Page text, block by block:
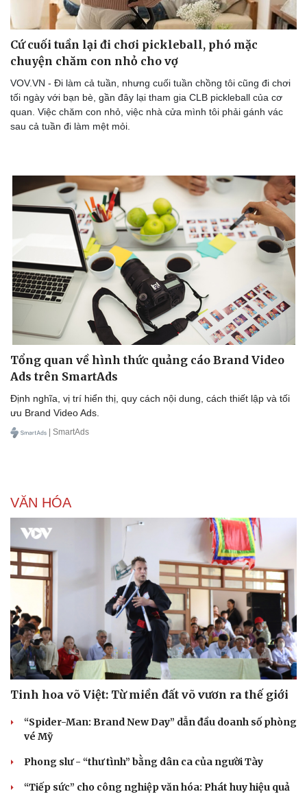
Doanh nghiệp
Thông tin doanh nghiệp
Doanh nghiệp 24h
Doanh nhân
Vì cộng đồng
Công nghệ
Sành điệu
Tin Công nghệ
Trải nghiệm
Cứ cuối tuần lại đi chơi pickleball, phó mặc
chuyện chăm con nhỏ cho vợ
VOV.VN - Đi làm cả tuần, nhưng cuối tuần chồng tôi cũng đi chơi
tối ngày với bạn bè, gần đây lại tham gia CLB pickleball của cơ
quan. Việc chăm con nhỏ, việc nhà cửa mình tôi phải gánh vác
sau cả tuần đi làm mệt mỏi.
Tổng quan về hình thức quảng cáo Brand Video
Ads trên SmartAds
Định nghĩa, vị trí hiển thị, quy cách nội dung, cách thiết lập và tối
ưu Brand Video Ads.
| SmartAds
VĂN HÓA
Tinh hoa võ Việt: Từ miền đất võ vươn ra thế giới
“Spider-Man: Brand New Day” dẫn đầu doanh số phòng
vé Mỹ
Phong slư - “thư tình” bằng dân ca của người Tày
“Tiếp sức” cho công nghiệp văn hóa: Phát huy hiệu quả